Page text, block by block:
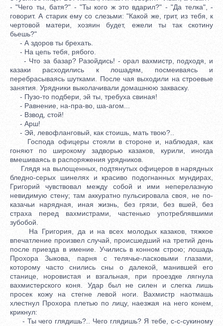
- "Чего ты, батя?" - "Ты кого ж это вдарил?" - "Да телка", -
говорит. А старик ему со слезьми: "Какой же, грит, из тебя, к
чертовой матери, хозяин будет, ежели ты так скотину
бьешь?"
- А здоров ты брехать.
- На цепь тебя, рябого.
- Что за базар? Разойдись! - орал вахмистр, подходя, и
казаки расходились к лошадям, посмеиваясь и
перебрасываясь шутками. После чая выходили на строевые
занятия. Урядники выколачивали домашнюю закваску.
- Пузо-то подбери, эй ты, требуха свиная!
- Равнение, на-пра-во, ша-агом...
- Взвод, стой!
- Арш!
- Эй, левофланговый, как стоишь, мать твою?..
Господа офицеры стояли в стороне и, наблюдая, как
гоняют по широкому задворью казаков, курили, иногда
вмешиваясь в распоряжения урядников.
Глядя на вылощенных, подтянутых офицеров в нарядных
бледно-серых шинелях и красиво подогнанных мундирах,
Григорий чувствовал между собой и ими неперелазную
невидимую стену; там аккуратно пульсировала своя, не по-
казачьи нарядная, иная жизнь, без грязи, без вшей, без
страха перед вахмистрами, частенько употреблявшими
зубобой.
На Григория, да и на всех молодых казаков, тяжкое
впечатление произвел случай, происшедший на третий день
после приезда в имение. Учились в конном строю; лошадь
Прохора Зыкова, парня с телячье-ласковыми глазами,
которому часто снились сны о далекой, манившей его
станице, норовистая и взгальная, при проездке лягнула
вахмистерского коня. Удар был не силен и слегка лишь
просек кожу на стегне левой ноги. Вахмистр наотмашь
хлестнул Прохора плетью по лицу, наезжая на него конем,
крикнул:
- Ты чего глядишь?.. Чего глядишь? Я тебе, с-с-сукиному